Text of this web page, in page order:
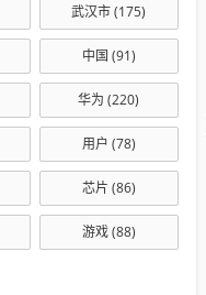
武汉市(175)
中国 (91)
华为 (220)
用户 (78)
芯片 (86)
游戏(88)